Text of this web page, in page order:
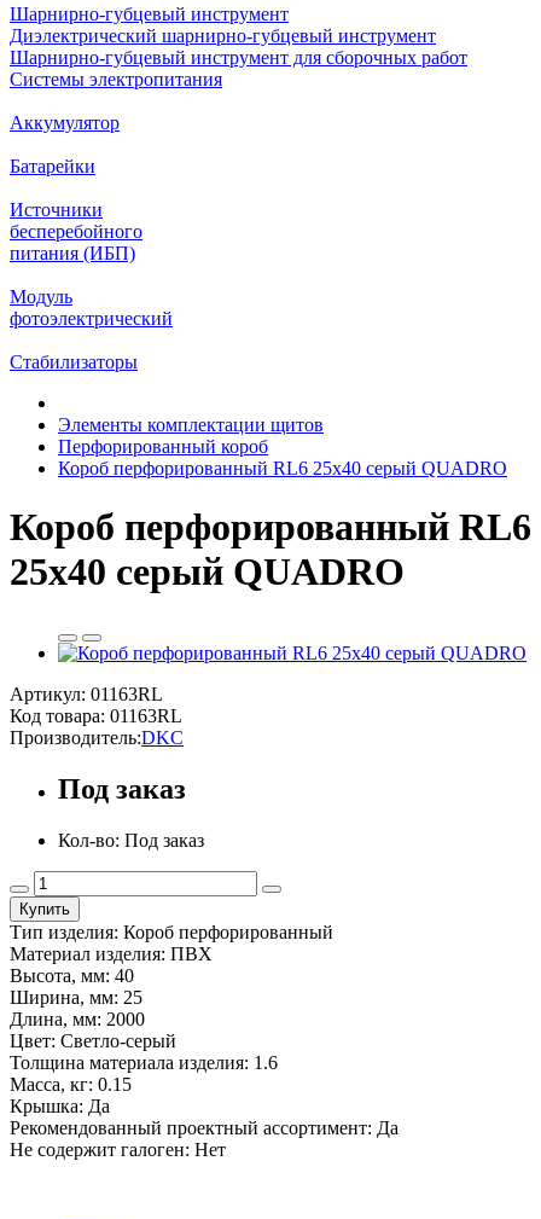
Шарнирно-губцевый инструмент
Диэлектрический шарнирно-губцевый инструмент
Шарнирно-губцевый инструмент для сборочных работ
Системы электропитания
Аккумулятор
Батарейки
Источники
бесперебойного
питания (ИБП)
Модуль
фотоэлектрический
Стабилизаторы
Элементы комплектации щитов
Перфорированный короб
Короб перфорированный RL6 25x40 серый QUADRO
Короб перфорированный RL6
25x40 серый QUADRO
Артикул: 01163RL
Код товара: 01163RL
Производитель:DKC
Под заказ
Кол-во: Под заказ
Купить
Тип изделия: Короб перфорированный
Материал изделия: ПВХ
Высота, мм: 40
Ширина, мм: 25
Длина, мм: 2000
Цвет: Светло-серый
Толщина материала изделия: 1.6
Масса, кг: 0.15
Крышка: Да
Рекомендованный проектный ассортимент: Да
Не содержит галоген: Нет